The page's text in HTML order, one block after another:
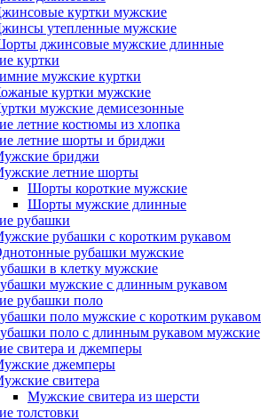
куртки мужские
утепленные мужские
джинсовые мужские длинные
куртки
мужские куртки
куртки мужские
мужские демисезонные
летние костюмы из хлопка
летние шорты и бриджи
бриджи
летние шорты
Шорты короткие мужские
Шорты мужские длинные
рубашки
рубашки с коротким рукавом
рубашки мужские
в клетку мужские
мужские с длинным рукавом
рубашки поло
поло мужские с коротким рукавом
поло с длинным рукавом мужские
свитера и джемперы
джемперы
свитера
Мужские свитера из шерсти
толстовки